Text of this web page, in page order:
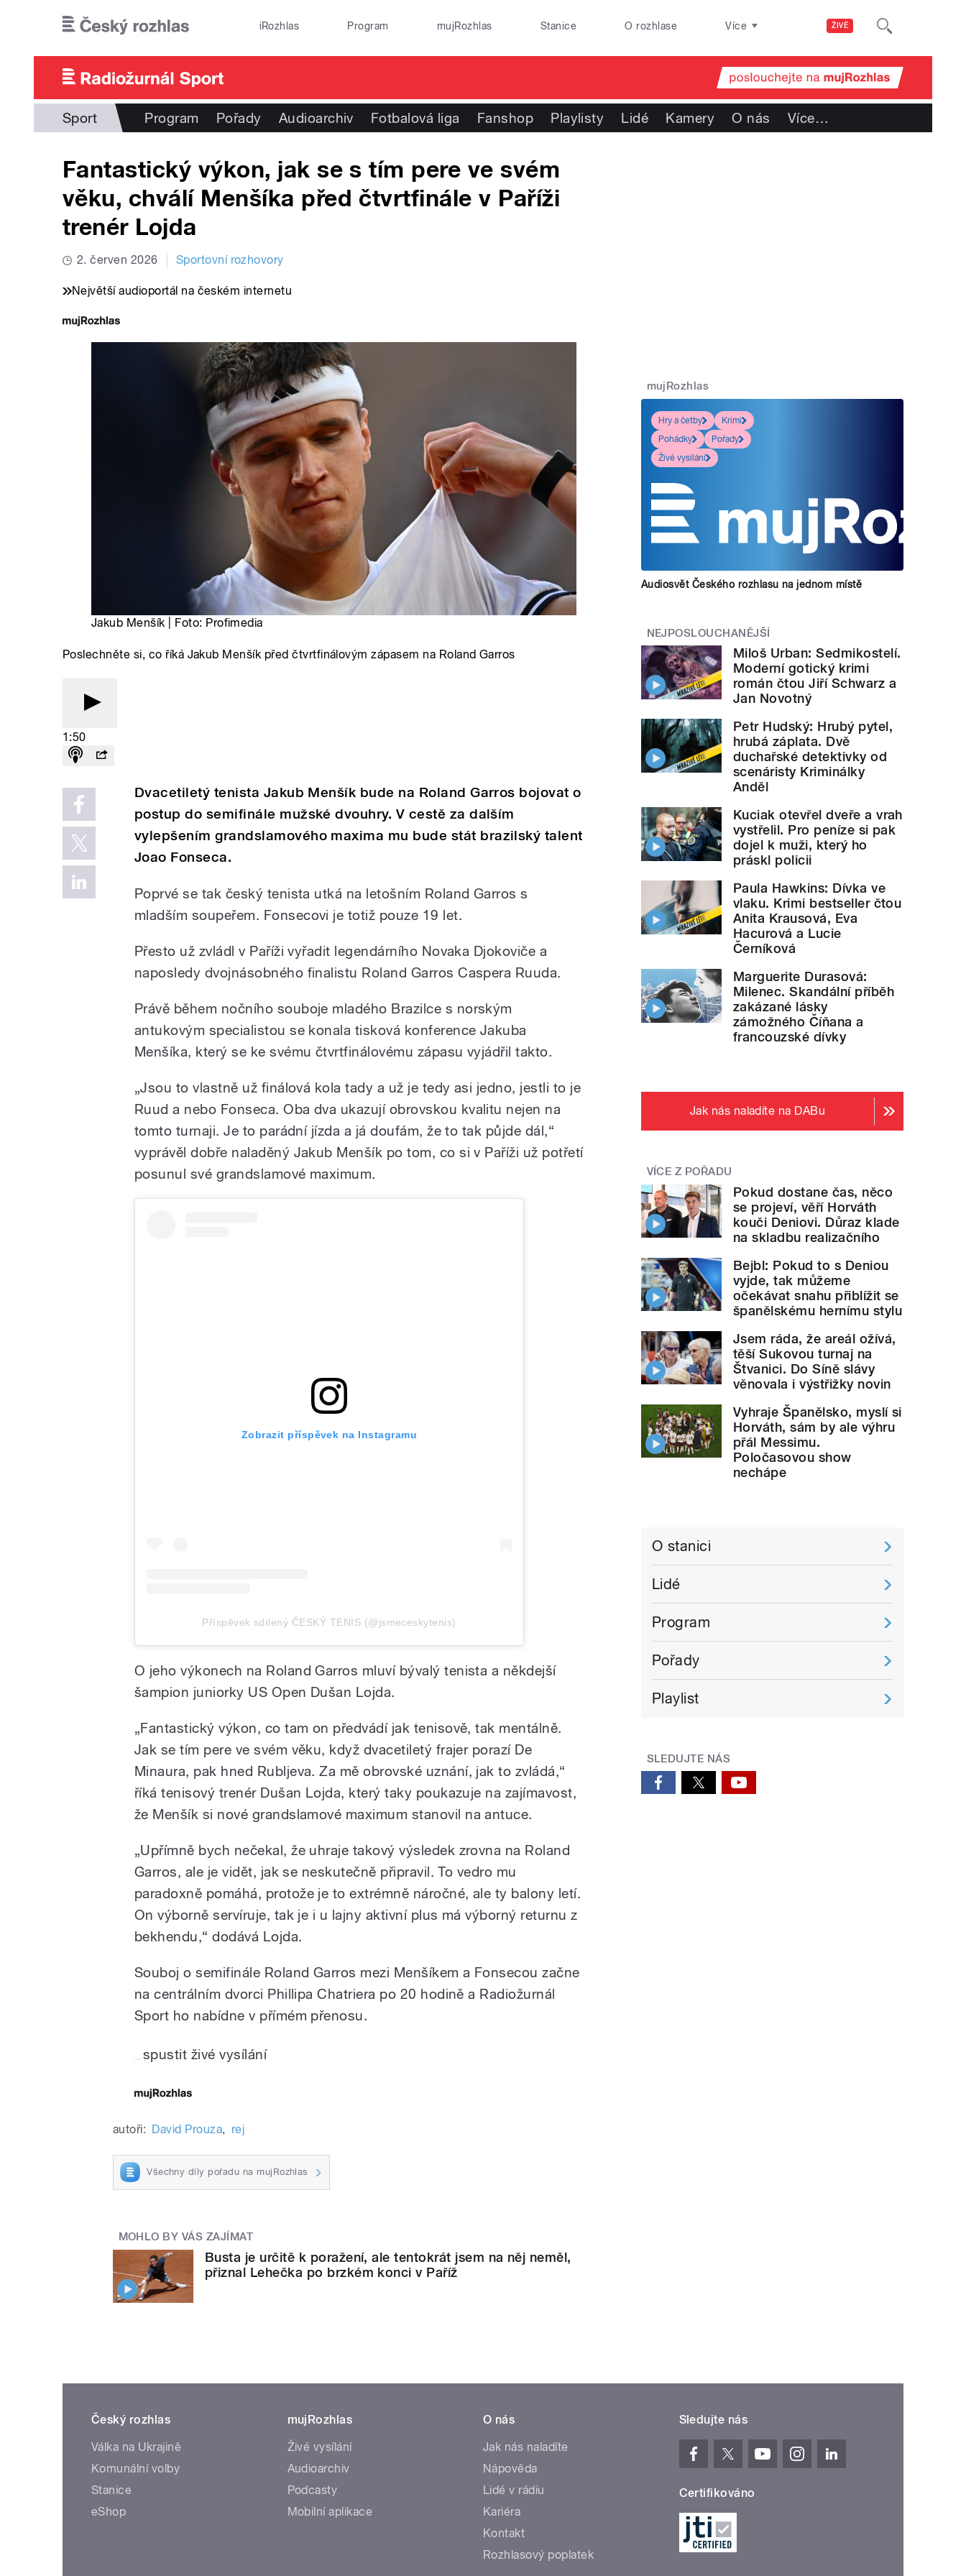
ŽIVĚ
iRozhlas Program mujRozhlas Stanice O rozhlase Více
Sport Program Pořady Audioarchiv Fotbalová liga Fanshop Playlisty Lidé Kamery O nás Více…
Fantastický výkon, jak se s tím pere ve svém
věku, chválí Menšíka před čtvrtfinále v Paříži
trenér Lojda
2. červen 2026 Sportovní rozhovory
Největší audioportál na českém internetu
Jakub Menšík | Foto: Profimedia
Poslechněte si, co říká Jakub Menšík před čtvrtfinálovým zápasem na Roland Garros
1:50
Dvacetiletý tenista Jakub Menšík bude na Roland Garros bojovat o
postup do semifinále mužské dvouhry. V cestě za dalším
vylepšením grandslamového maxima mu bude stát brazilský talent
Joao Fonseca.
Poprvé se tak český tenista utká na letošním Roland Garros s
mladším soupeřem. Fonsecovi je totiž pouze 19 let.
Přesto už zvládl v Paříži vyřadit legendárního Novaka Djokoviče a
naposledy dvojnásobného finalistu Roland Garros Caspera Ruuda.
Právě během nočního souboje mladého Brazilce s norským
antukovým specialistou se konala tisková konference Jakuba
Menšíka, který se ke svému čtvrtfinálovému zápasu vyjádřil takto.
„Jsou to vlastně už finálová kola tady a už je tedy asi jedno, jestli to je
Ruud a nebo Fonseca. Oba dva ukazují obrovskou kvalitu nejen na
tomto turnaji. Je to parádní jízda a já doufám, že to tak půjde dál,“
vyprávěl dobře naladěný Jakub Menšík po tom, co si v Paříži už potřetí
posunul své grandslamové maximum.
Zobrazit příspěvek na Instagramu
Příspěvek sdílený ČESKÝ TENIS (@jsmeceskytenis)
O jeho výkonech na Roland Garros mluví bývalý tenista a někdejší
šampion juniorky US Open Dušan Lojda.
„Fantastický výkon, co tam on předvádí jak tenisově, tak mentálně.
Jak se tím pere ve svém věku, když dvacetiletý frajer porazí De
Minaura, pak hned Rubljeva. Za mě obrovské uznání, jak to zvládá,“
říká tenisový trenér Dušan Lojda, který taky poukazuje na zajímavost,
že Menšík si nové grandslamové maximum stanovil na antuce.
„Upřímně bych nečekal, že uhraje takový výsledek zrovna na Roland
Garros, ale je vidět, jak se neskutečně připravil. To vedro mu
paradoxně pomáhá, protože je to extrémně náročné, ale ty balony letí.
On výborně servíruje, tak je i u lajny aktivní plus má výborný returnu z
bekhendu,“ dodává Lojda.
Souboj o semifinále Roland Garros mezi Menšíkem a Fonsecou začne
na centrálním dvorci Phillipa Chatriera po 20 hodině a Radiožurnál
Sport ho nabídne v přímém přenosu.
spustit živé vysílání
autoři: David Prouza, rej
Všechny díly pořadu na mujRozhlas
MOHLO BY VÁS ZAJÍMAT
Busta je určitě k poražení, ale tentokrát jsem na něj neměl,
přiznal Lehečka po brzkém konci v Paříž
mujRozhlas
Hry a četby
Krimi
Pohádky
Pořady
Živé vysílání
Audiosvět Českého rozhlasu na jednom místě
NEJPOSLOUCHANĚJŠÍ
Miloš Urban: Sedmikostelí.
Moderní gotický krimi
román čtou Jiří Schwarz a
Jan Novotný
Petr Hudský: Hrubý pytel,
hrubá záplata. Dvě
duchařské detektivky od
scenáristy Kriminálky
Anděl
Kuciak otevřel dveře a vrah
vystřelil. Pro peníze si pak
dojel k muži, který ho
práskl policii
Paula Hawkins: Dívka ve
vlaku. Krimi bestseller čtou
Anita Krausová, Eva
Hacurová a Lucie
Černíková
Marguerite Durasová:
Milenec. Skandální příběh
zakázané lásky
zámožného Číňana a
francouzské dívky
Jak nás naladíte na DABu
VÍCE Z POŘADU
Pokud dostane čas, něco
se projeví, věří Horváth
kouči Deniovi. Důraz klade
na skladbu realizačního
Bejbl: Pokud to s Deniou
vyjde, tak můžeme
očekávat snahu přiblížit se
španělskému hernímu stylu
Jsem ráda, že areál ožívá,
těší Sukovou turnaj na
Štvanici. Do Síně slávy
věnovala i výstřižky novin
Vyhraje Španělsko, myslí si
Horváth, sám by ale výhru
přál Messimu.
Poločasovou show
nechápe
O stanici
Lidé
Program
Pořady
Playlist
SLEDUJTE NÁS
Český rozhlas
Válka na Ukrajině
Komunální volby
Stanice
eShop
mujRozhlas
Živé vysílání
Audioarchiv
Podcasty
Mobilní aplikace
O nás
Jak nás naladíte
Nápověda
Lidé v rádiu
Kariéra
Kontakt
Rozhlasový poplatek
Sledujte nás
Certifikováno